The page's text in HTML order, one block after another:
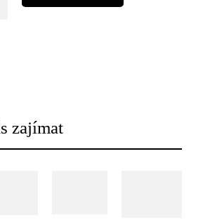
zajímat